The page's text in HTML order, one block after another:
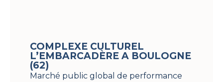
COMPLEXE CULTUREL
L’EMBARCADÈRE A BOULOGNE
(62)
Marché public global de performance